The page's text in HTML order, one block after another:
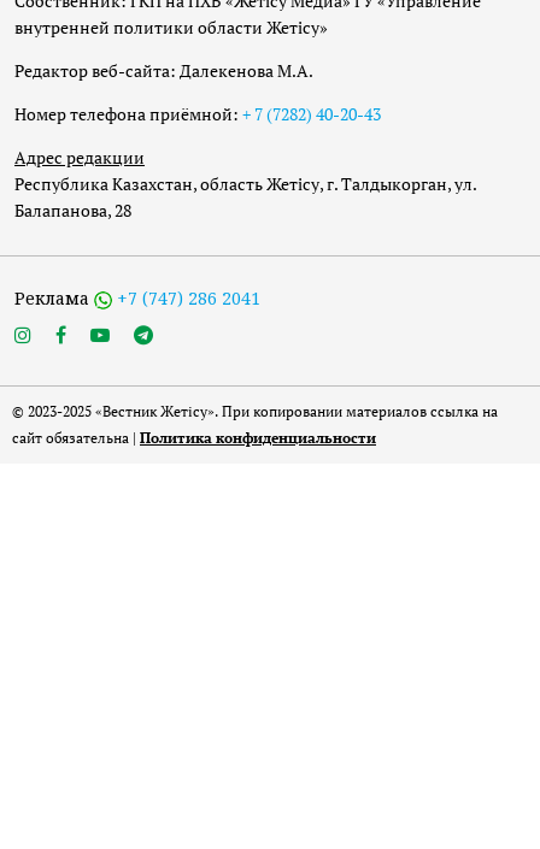
внутренней политики области Жетісу»
Редактор веб-сайта: Далекенова М.А.
Номер телефона приёмной: + 7 (7282) 40-20-43
Адрес редакции
Республика Казахстан, область Жетісу, г. Талдыкорган, ул.
Балапанова, 28
Реклама +7 (747) 286 2041
© 2023-2025 «Вестник Жетісу». При копировании материалов ссылка на
сайт обязательна | Политика конфиденциальности